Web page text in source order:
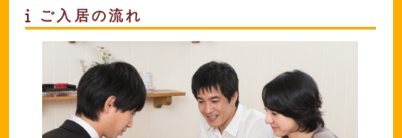
ご入居の流れ